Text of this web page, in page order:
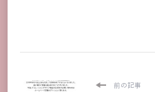
前の記事